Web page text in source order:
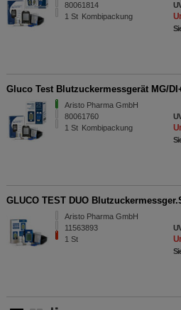
80061814
1 St Kombipackung
Gluco Test Blutzuckermessgerät MG/
Aristo Pharma GmbH
80061760
1 St Kombipackung
GLUCO TEST DUO
Aristo Pharma GmbH
11563893
1 St